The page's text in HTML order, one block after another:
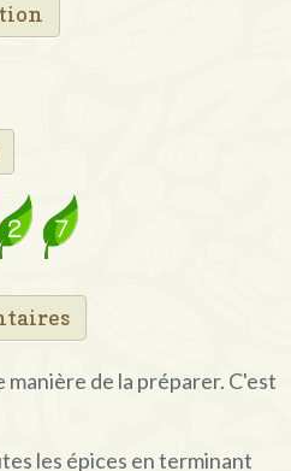
manière de la préparer. C'est
les épices en terminant